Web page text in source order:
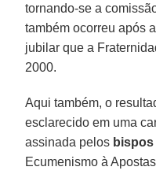
tornando-se a
também ocorreu após
jubilar que a
2000.
Aqui também, o
esclarecido em uma
assinada pelos
Ecumenismo à